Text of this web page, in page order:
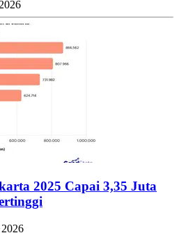
2025 Capai 3,35 Juta